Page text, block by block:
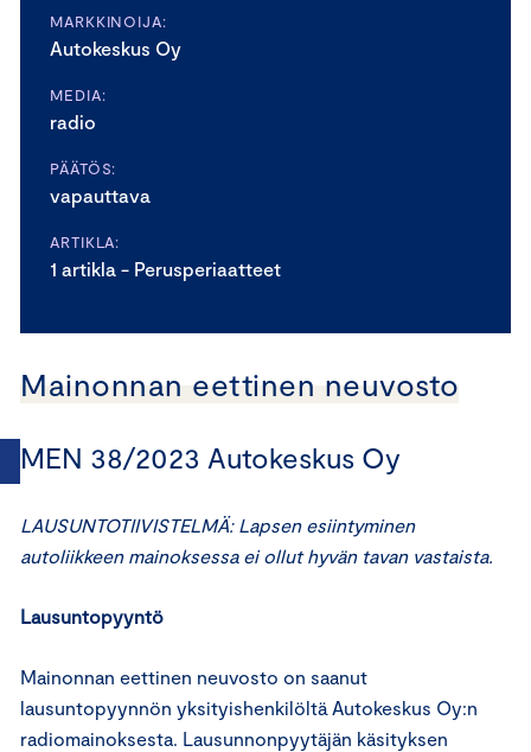
MARKKINOIJA:
Autokeskus Oy
MEDIA:
radio
PÄÄTÖS:
vapauttava
ARTIKLA:
1 artikla - Perusperiaatteet
Mainonnan eettinen neuvosto
MEN 38/2023 Autokeskus Oy
LAUSUNTOTIIVISTELMÄ: Lapsen esiintyminen
autoliikkeen mainoksessa ei ollut hyvän tavan vastaista.
Lausuntopyyntö
Mainonnan eettinen neuvosto on saanut
lausuntopyynnön yksityishenkilöltä Autokeskus Oy:n
radiomainoksesta. Lausunnonpyytäjän käsityksen